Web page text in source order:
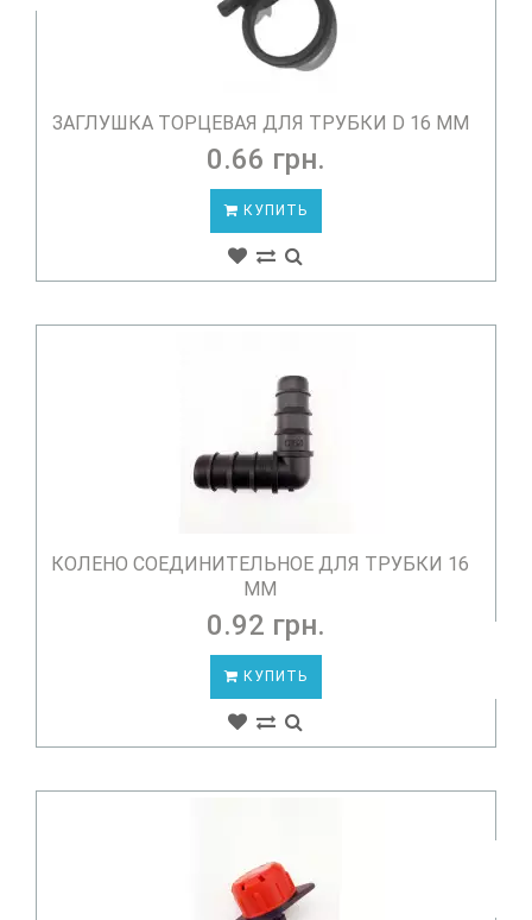
ЗАГЛУШКА ТОРЦЕВАЯ ДЛЯ ТРУБКИ D 16 ММ
0.66 грн.
КУПИТЬ
КОЛЕНО CОЕДИНИТЕЛЬНОЕ ДЛЯ ТРУБКИ 16
ММ
0.92 грн.
КУПИТЬ